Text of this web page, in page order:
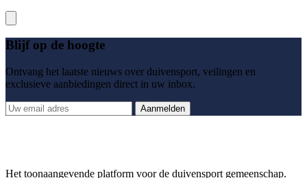
Blijf op de hoogte
Ontvang het laatste nieuws over duivensport, veilingen en
exclusieve aanbiedingen direct in uw inbox.
Aanmelden
Het toonaangevende platform voor de duivensport gemeenschap.